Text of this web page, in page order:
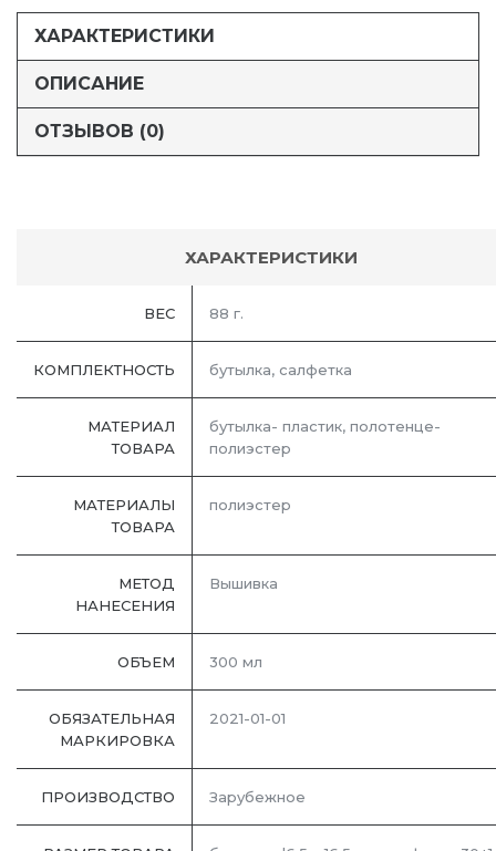
ХАРАКТЕРИСТИКИ
ОПИСАНИЕ
ОТЗЫВОВ (0)
ХАРАКТЕРИСТИКИ
ВЕС 88 г.
КОМПЛЕКТНОСТЬ бутылка, салфетка
МАТЕРИАЛ
ТОВАРА
бутылка- пластик, полотенце-
полиэстер
МАТЕРИАЛЫ
ТОВАРА
полиэстер
МЕТОД
НАНЕСЕНИЯ
Вышивка
ОБЪЕМ 300 мл
ОБЯЗАТЕЛЬНАЯ
МАРКИРОВКА
2021-01-01
ПРОИЗВОДСТВО Зарубежное